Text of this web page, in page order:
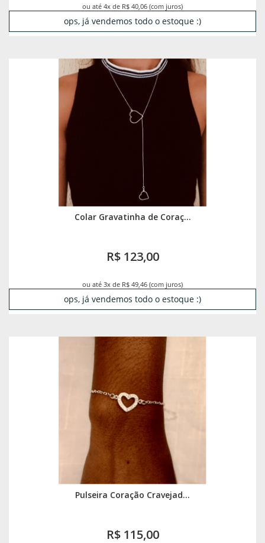
ou até 4x de R$ 40,06 (com juros)
ops, já vendemos todo o estoque :)
Colar Gravatinha de Coraç...
R$ 123,00
ou até 3x de R$ 49,46 (com juros)
ops, já vendemos todo o estoque :)
Pulseira Coração Cravejad...
R$ 115,00